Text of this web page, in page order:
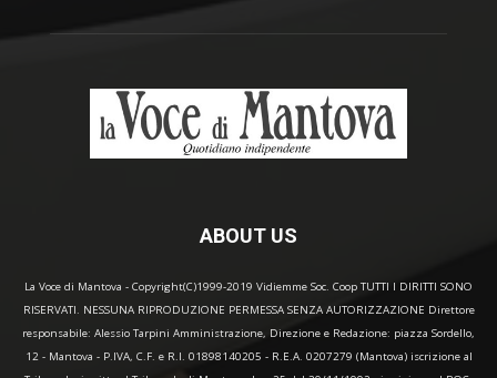
ABOUT US
La Voce di Mantova - Copyright(C)1999-2019 Vidiemme Soc. Coop TUTTI I DIRITTI SONO
RISERVATI. NESSUNA RIPRODUZIONE PERMESSA SENZA AUTORIZZAZIONE Direttore
responsabile: Alessio Tarpini Amministrazione, Direzione e Redazione: piazza Sordello,
12 - Mantova - P.IVA, C.F. e R.I. 01898140205 - R.E.A. 0207279 (Mantova) iscrizione al